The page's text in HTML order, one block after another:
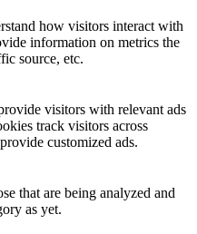
how visitors interact with
information on metrics the
source, etc.
visitors with relevant ads
track visitors across
customized ads.
that are being analyzed and
as yet.